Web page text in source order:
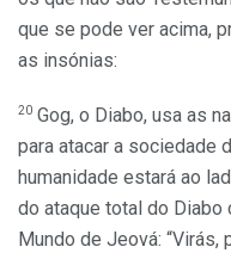
que se pode ver acima,
as insónias:
20 Gog, o Diabo, usa as
para atacar a sociedade
humanidade estará ao
do ataque total do Diabo
Mundo de Jeová: “Virás,